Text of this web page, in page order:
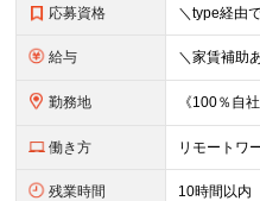
応募資格
給与
勤務地
働き方 リモートワ
残業時間 10時間以内